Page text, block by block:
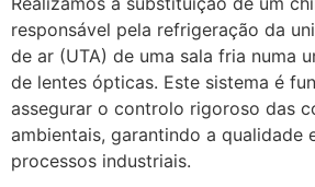
responsável pela refrigeração da
de ar (UTA) de uma sala fria numa
de lentes ópticas. Este sistema é
assegurar o controlo rigoroso das
ambientais, garantindo a qualidade
processos industriais.